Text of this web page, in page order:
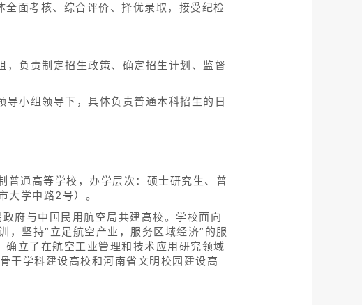
面考核、综合评价、择优录取，接受纪检
负责制定招生政策、确定招生计划、监督
小组领导下，具体负责普通本科招生的日
通高等学校，办学层次：硕士研究生、普
大学中路2号）。
府与中国民用航空局共建高校。学校面向
坚持“立足航空产业，服务区域经济”的服
立了在航空工业管理和技术应用研究领域
干学科建设高校和河南省文明校园建设高